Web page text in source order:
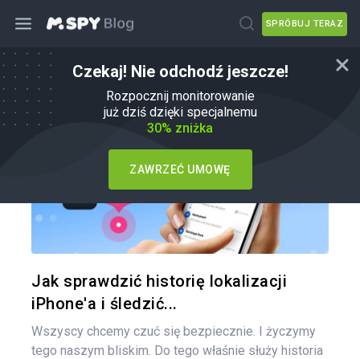
SPRÓBUJ TERAZ
Czekaj! Nie odchodź jeszcze!
Rozpocznij monitorowanie
już dziś dzięki specjalnemu
30% zniżka
ZAWRZEĆ UMOWĘ
Jak
Jak sprawdzić historię lokalizacji
iPhone'a i śledzić...
Wszyscy chcemy czuć się bezpiecznie. I życzymy
tego naszym bliskim. Do tego właśnie służy historia